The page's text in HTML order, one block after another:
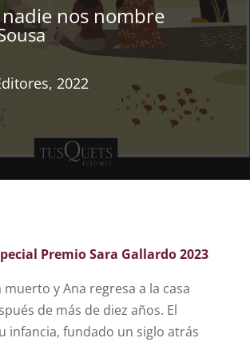
nos nombre
2022
Premio Sara Gallardo 2023
muerto y Ana regresa a la casa
de más de diez años. El
infancia, fundado un siglo atrás